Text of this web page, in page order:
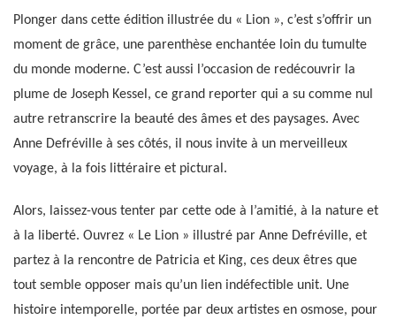
Plonger dans cette édition illustrée du « Lion », c’est s’offrir un
moment de grâce, une parenthèse enchantée loin du tumulte
du monde moderne. C’est aussi l’occasion de redécouvrir la
plume de Joseph Kessel, ce grand reporter qui a su comme nul
autre retranscrire la beauté des âmes et des paysages. Avec
Anne Defréville à ses côtés, il nous invite à un merveilleux
voyage, à la fois littéraire et pictural.
Alors, laissez-vous tenter par cette ode à l’amitié, à la nature et
à la liberté. Ouvrez « Le Lion » illustré par Anne Defréville, et
partez à la rencontre de Patricia et King, ces deux êtres que
tout semble opposer mais qu’un lien indéfectible unit. Une
histoire intemporelle, portée par deux artistes en osmose, pour